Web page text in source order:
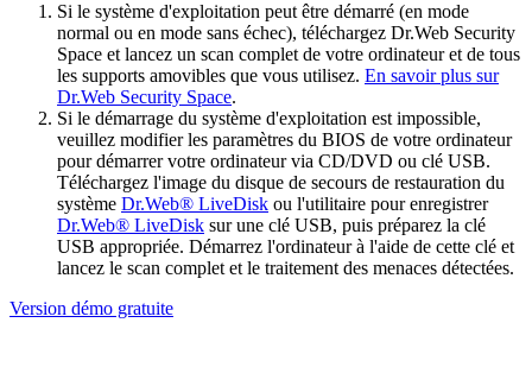
Si le système d'exploitation peut être démarré (en mode
normal ou en mode sans échec), téléchargez Dr.Web Security
Space et lancez un scan complet de votre ordinateur et de tous
les supports amovibles que vous utilisez. En savoir plus sur
Dr.Web Security Space.
Si le démarrage du système d'exploitation est impossible,
veuillez modifier les paramètres du BIOS de votre ordinateur
pour démarrer votre ordinateur via CD/DVD ou clé USB.
Téléchargez l'image du disque de secours de restauration du
système Dr.Web® LiveDisk ou l'utilitaire pour enregistrer
Dr.Web® LiveDisk sur une clé USB, puis préparez la clé
USB appropriée. Démarrez l'ordinateur à l'aide de cette clé et
lancez le scan complet et le traitement des menaces détectées.
Version démo gratuite